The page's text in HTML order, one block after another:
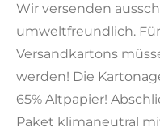
Wir versenden
umweltfreundlich.
Versandkartons
werden! Die
65% Altpapier!
Paket klimaneutral